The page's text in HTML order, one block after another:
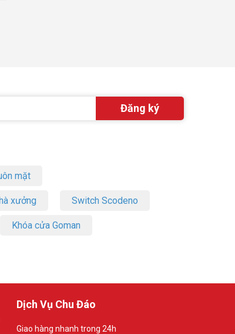
mặt
xưởng Switch Scodeno
Khóa cửa Goman
Dịch Vụ Chu Đáo
Giao hàng nhanh trong 24h